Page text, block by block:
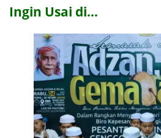
Ingin Usai di…